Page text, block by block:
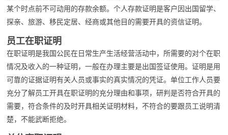
某个时点前不可动用的存款余额。个人存款证明是客户因出国留学、
探亲、旅游、移民定居、经商或其他目的需要开具的资信证明。
员工在职证明
在职证明是我国公民在日常生产生活经营活动中，所需要的对个在职
情况及收入的一种证明，一般在办理主要是出国签证使用。证明是用
可靠的证据证明有关人员或事实的真实情况的凭证。单位工作人员要
充分了解员工开具在职证明的充分理由和事项，研判是否符合开具的
需要，符合条件的及时开具相关证明材料，不符合的要跟员工说明清
楚，不能武断拒绝。